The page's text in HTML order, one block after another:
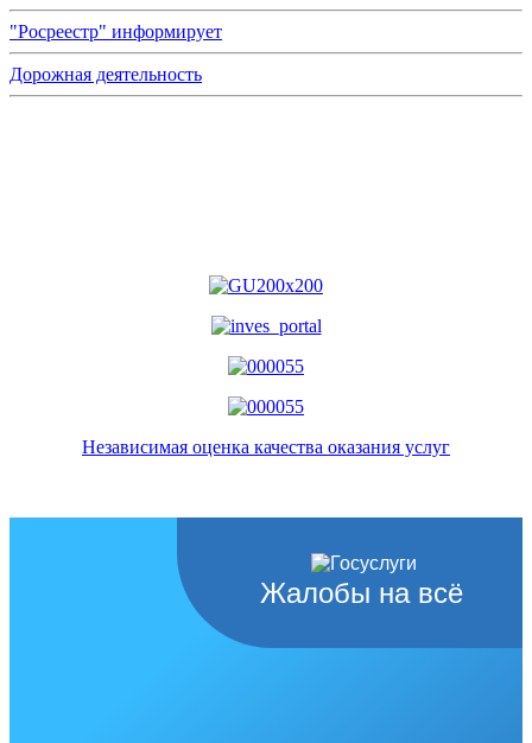
"Росреестр" информирует
Дорожная деятельность
Независимая оценка качества оказания услуг
Жалобы на всё